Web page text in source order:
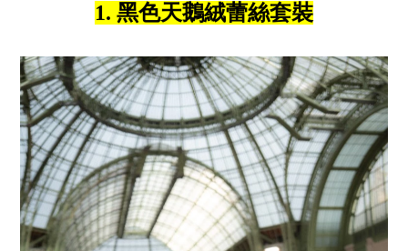
1. 黑色天鵝絨蕾絲套裝